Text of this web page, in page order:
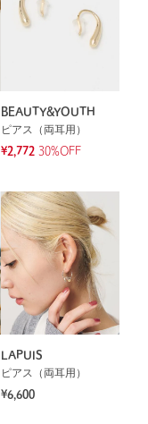
BEAUTY&YOUTH
ピアス（両耳用）
¥2,772 30%OFF
LAPUIS
ピアス（両耳用）
¥6,600